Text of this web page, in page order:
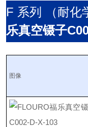
F 系列 （耐化
乐真空镊子
图像